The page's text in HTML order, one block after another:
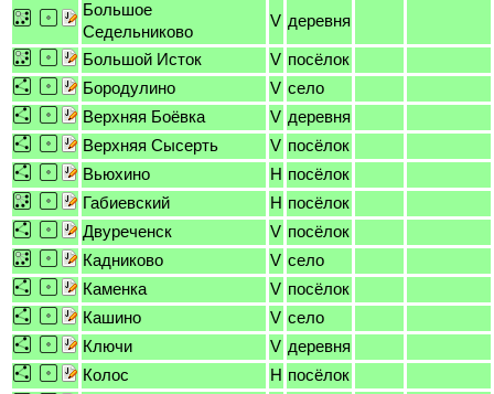
Большое
Седельниково
V деревня
Большой Исток V посёлок
Бородулино
V село
Верхняя Боёвка
V деревня
Верхняя Сысерть
V посёлок
Вьюхино
H посёлок
Габиевский
H посёлок
Двуреченск
V посёлок
Кадниково
V село
Каменка
V посёлок
Кашино
V село
Ключи
V деревня
Колос
H посёлок